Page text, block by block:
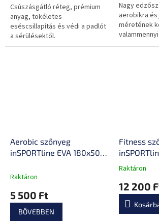
Csúszásgátló réteg, prémium
anyag, tökéletes
eséscsillapítás és védi a padlót
a sérülésektől.
Nagy
aerobikra
méretének
számára
Aerobic szőnyeg
inSPORTline EVA 180x50x1
Raktáron
5 500 Ft
BŐVEBBEN
Fitness
cm
A
átlagos
értékelése
Raktáron
12 200